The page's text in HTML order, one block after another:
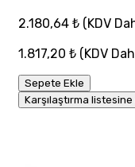
2.180,64 ₺ (KDV
1.817,20 ₺ (KDV
Sepete Ekle
Karşılaştırma listesine